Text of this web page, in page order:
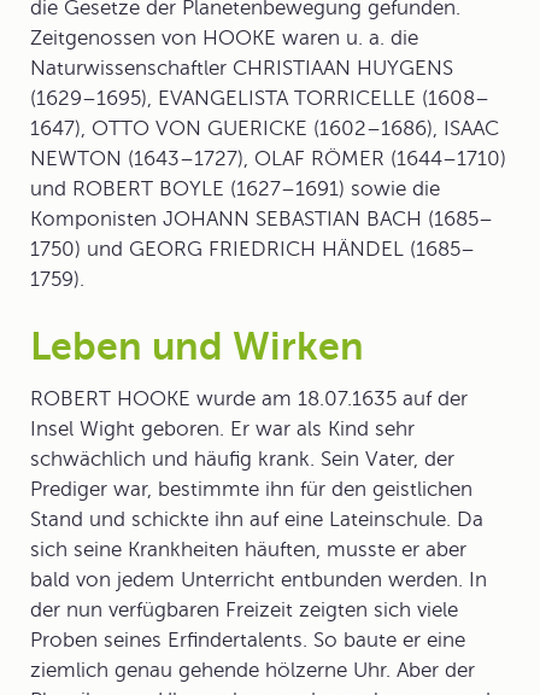
die Gesetze der Planetenbewegung gefunden.
Zeitgenossen von HOOKE waren u. a. die
Naturwissenschaftler CHRISTIAAN HUYGENS
(1629–1695), EVANGELISTA TORRICELLE (1608–
1647), OTTO VON GUERICKE (1602–1686), ISAAC
NEWTON (1643–1727), OLAF RÖMER (1644–1710)
und ROBERT BOYLE (1627–1691) sowie die
Komponisten JOHANN SEBASTIAN BACH (1685–
1750) und GEORG FRIEDRICH HÄNDEL (1685–
1759).
Leben und Wirken
ROBERT HOOKE wurde am 18.07.1635 auf der
Insel Wight geboren. Er war als Kind sehr
schwächlich und häufig krank. Sein Vater, der
Prediger war, bestimmte ihn für den geistlichen
Stand und schickte ihn auf eine Lateinschule. Da
sich seine Krankheiten häuften, musste er aber
bald von jedem Unterricht entbunden werden. In
der nun verfügbaren Freizeit zeigten sich viele
Proben seines Erfindertalents. So baute er eine
ziemlich genau gehende hölzerne Uhr. Aber der